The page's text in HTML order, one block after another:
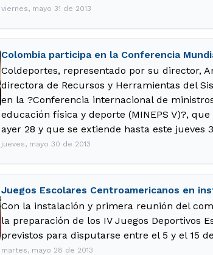
viernes, mayo 31 de 2013
Colombia participa en la Conferencia
Coldeportes, representado por su director,
directora de Recursos y Herramientas del
en la ?Conferencia internacional de
educación física y deporte (MINEPS V)?,
ayer 28 y que se extiende hasta este jueves
jueves, mayo 30 de 2013
Juegos Escolares Centroamericanos en
Con la instalación y primera reunión del
la preparación de los IV Juegos Deportivos
previstos para disputarse entre el 5 y el 15
martes, mayo 28 de 2013